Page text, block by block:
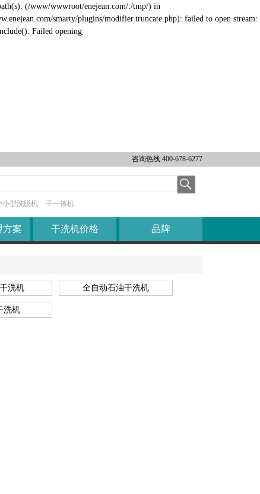
(/www/wwwroot/enejean.com/:/tmp/) in
smarty/plugins/modifier.truncate.php): failed to open stream:
Failed opening
咨询热线:400-678-6277
小型洗脱机 干一体机
方案 干洗机价格 品牌
企业文化
公司风采
洗机 全自动石油干洗机
洗机